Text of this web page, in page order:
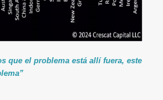
que el problema está allí fuera, este